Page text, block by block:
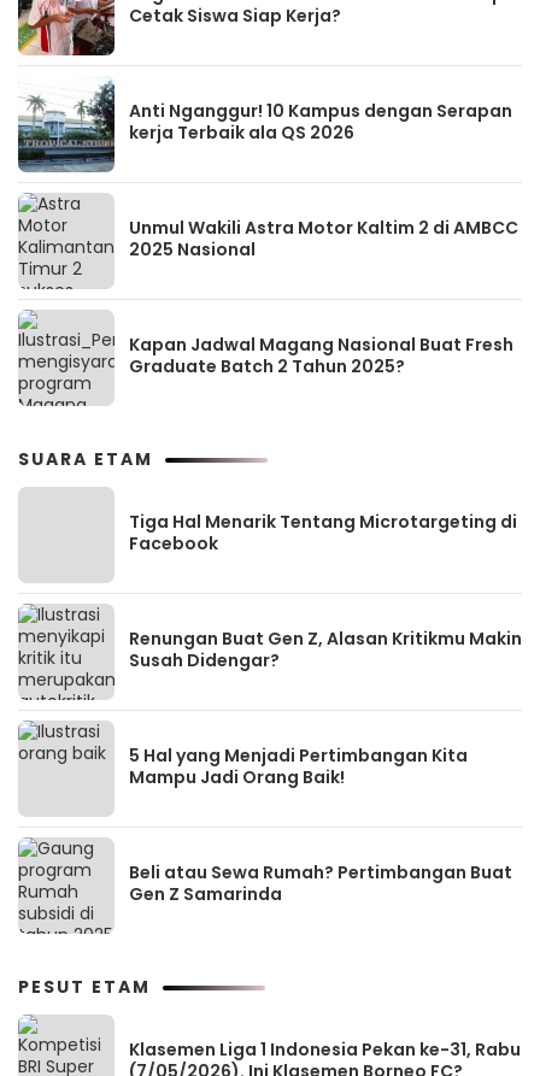
Cetak Siswa Siap Kerja?
Anti Nganggur! 10 Kampus dengan Serapan
kerja Terbaik ala QS 2026
Unmul Wakili Astra Motor Kaltim 2 di AMBCC
2025 Nasional
Kapan Jadwal Magang Nasional Buat Fresh
Graduate Batch 2 Tahun 2025?
SUARA ETAM
Tiga Hal Menarik Tentang Microtargeting di
Facebook
Renungan Buat Gen Z, Alasan Kritikmu Makin
Susah Didengar?
5 Hal yang Menjadi Pertimbangan Kita
Mampu Jadi Orang Baik!
Beli atau Sewa Rumah? Pertimbangan Buat
Gen Z Samarinda
PESUT ETAM
Klasemen Liga 1 Indonesia Pekan ke-31, Rabu
(7/05/2026). Ini Klasemen Borneo FC?